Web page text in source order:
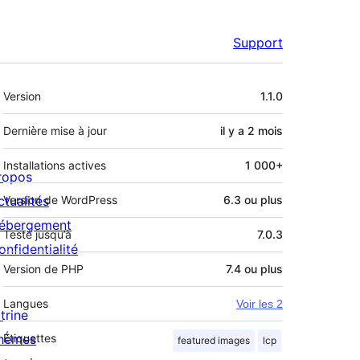
Support
Méta
Version 1.1.0
Dernière mise à jour il y a 2 mois
Installations actives 1 000+
Version de WordPress 6.3 ou plus
Testé jusqu’à 7.0.3
Version de PHP 7.4 ou plus
Langues Voir les 2
Étiquettes featured images lcp